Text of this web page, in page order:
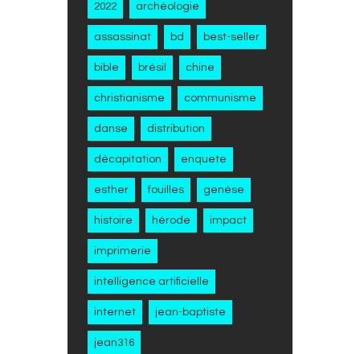
2022 archéologie
assassinat bd best-seller
bible brésil chine
christianisme communisme
danse distribution
décapitation enquete
esther fouilles genèse
histoire hérode impact
imprimerie
intelligence artificielle
internet jean-baptiste
jean316